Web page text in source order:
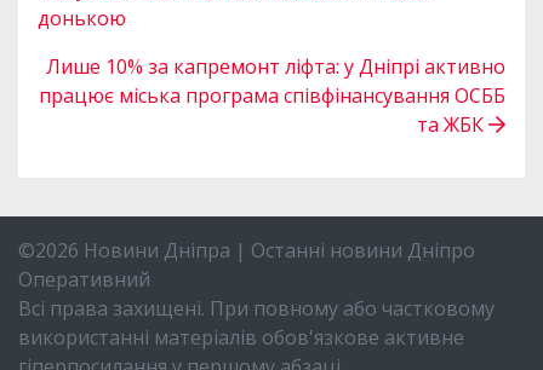
донькою
Лише 10% за капремонт ліфта: у Дніпрі активно
працює міська програма співфінансування ОСББ
та ЖБК
©2026 Новини Дніпра | Останні новини Дніпро
Оперативний
Всі права захищені. При повному або частковому
використанні матеріалів обов'язкове активне